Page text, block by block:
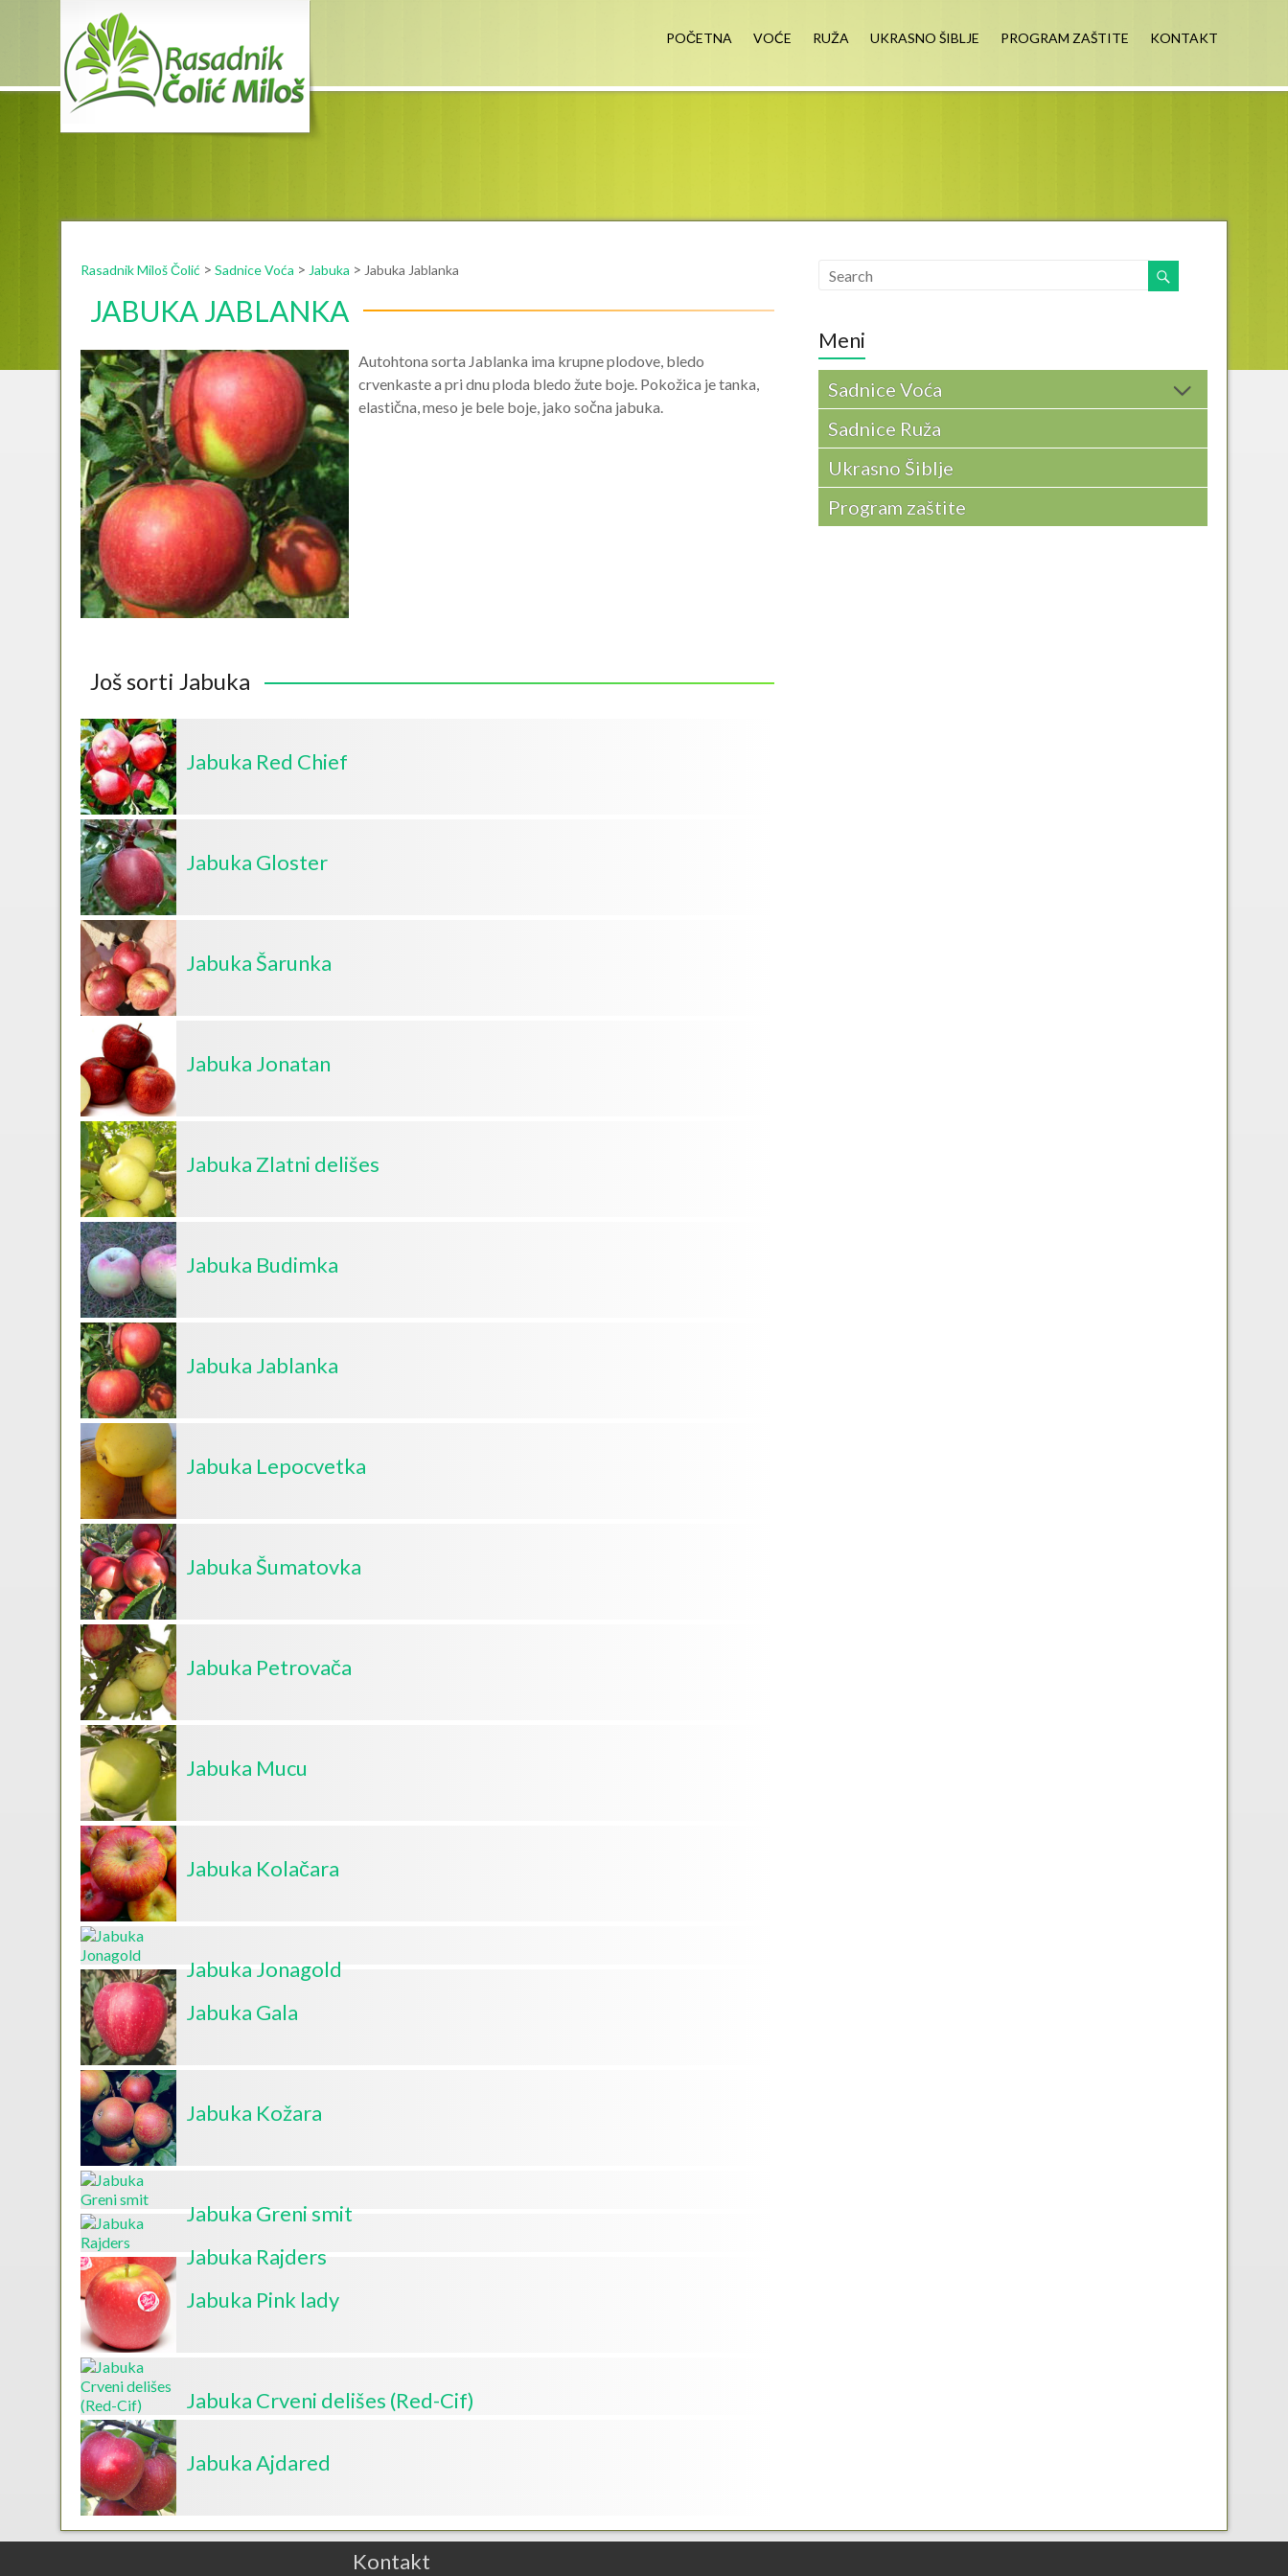
POČETNA VOĆE RUŽA UKRASNO ŠIBLJE PROGRAM ZAŠTITE KONTAKT
Rasadnik Miloš Čolić > Sadnice Voća > Jabuka > Jabuka Jablanka
JABUKA JABLANKA
Autohtona sorta Jablanka ima krupne plodove, bledo
crvenkaste a pri dnu ploda bledo žute boje. Pokožica je tanka,
elastična, meso je bele boje, jako sočna jabuka.
Još sorti Jabuka
Jabuka Red Chief
Jabuka Gloster
Jabuka Šarunka
Jabuka Jonatan
Jabuka Zlatni delišes
Jabuka Budimka
Jabuka Jablanka
Jabuka Lepocvetka
Jabuka Šumatovka
Jabuka Petrovača
Jabuka Mucu
Jabuka Kolačara
Jabuka Jonagold
Jabuka Gala
Jabuka Kožara
Jabuka Greni smit
Jabuka Rajders
Jabuka Pink lady
Jabuka Crveni delišes (Red-Cif)
Jabuka Ajdared
Meni
Sadnice Voća
Sadnice Ruža
Ukrasno Šiblje
Program zaštite
Kontakt